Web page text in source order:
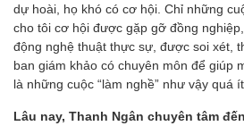
dự hoài, họ khó có cơ hội. Chỉ những
cho tôi cơ hội được gặp gỡ đồng
động nghệ thuật thực sự, được soi xét,
ban giám khảo có chuyên môn để giúp
là những cuộc “làm nghề” như vậy quá
Lâu nay, Thanh Ngân chuyên tâm